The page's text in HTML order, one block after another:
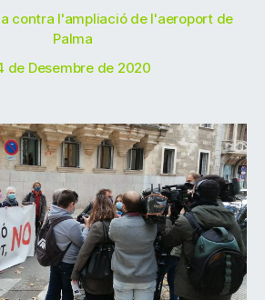
contra l'ampliació de l'aeroport de
Palma
de Desembre de 2020